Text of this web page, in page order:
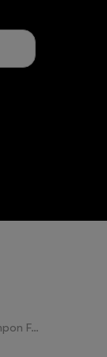
Krampon Nasıl Seçilir? FG ve AG Krampon Farkları Nelerdir?